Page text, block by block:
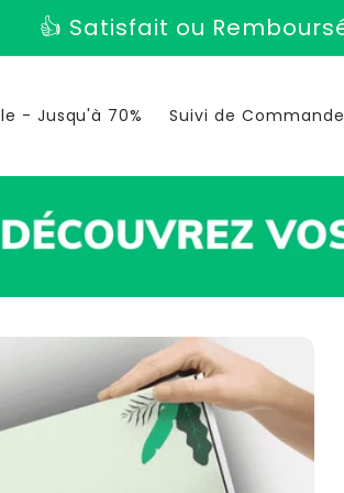
14 Jours
- Jusqu'à 70% Suivi de Commande